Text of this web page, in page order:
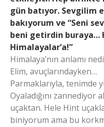
gün batıyor. Sevgilim
bakıyorum ve “Seni
beni getirdin buraya…
Himalayalar’a!”
Himalaya’nın anlamı
Elim, avuçlarındayken…
Parmaklarıyla, tenimde
Oyaladığını zannediyor
uçaktan. Hele Hint
biniyorum ama bu